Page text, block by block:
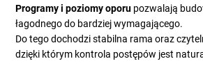
Programy i poziomy oporu pozwalają
łagodnego do bardziej wymagającego.
Do tego dochodzi stabilna rama oraz
dzięki którym kontrola postępów jest